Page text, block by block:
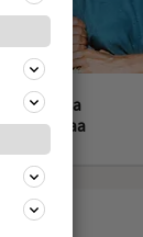
tv-
rikkaus ja
kovaa